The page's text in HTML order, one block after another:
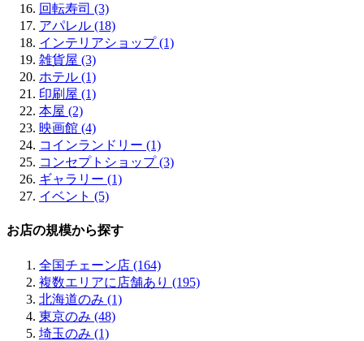
回転寿司 (3)
アパレル (18)
インテリアショップ (1)
雑貨屋 (3)
ホテル (1)
印刷屋 (1)
本屋 (2)
映画館 (4)
コインランドリー (1)
コンセプトショップ (3)
ギャラリー (1)
イベント (5)
お店の規模から探す
全国チェーン店 (164)
複数エリアに店舗あり (195)
北海道のみ (1)
東京のみ (48)
埼玉のみ (1)